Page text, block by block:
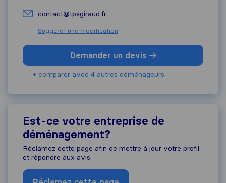
contact@tpsgiraud.fr
Suggérer une modification
Demander un devis
+ comparer avec 4 autres déménageurs
Est-ce votre entreprise de
déménagement?
Réclamez cette page afin de mettre à jour votre profil
et répondre aux avis.